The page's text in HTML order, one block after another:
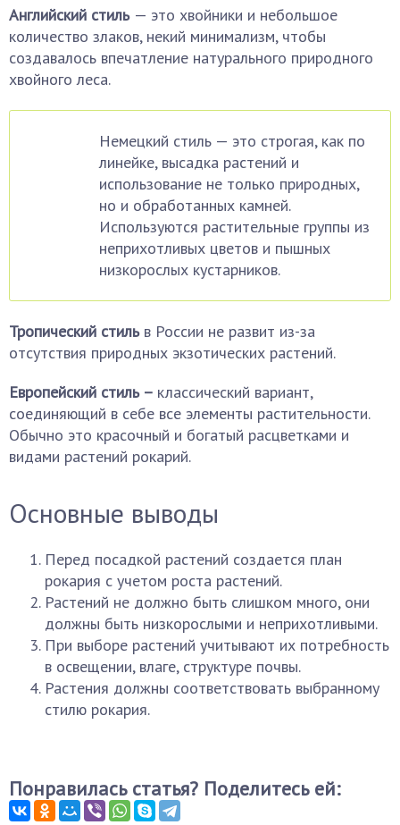
Английский стиль — это хвойники и небольшое
количество злаков, некий минимализм, чтобы
создавалось впечатление натурального природного
хвойного леса.
Немецкий стиль — это строгая, как по
линейке, высадка растений и
использование не только природных,
но и обработанных камней.
Используются растительные группы из
неприхотливых цветов и пышных
низкорослых кустарников.
Тропический стильв России не развит из-за
отсутствия природных экзотических растений.
Европейский стиль – классический вариант,
соединяющий в себе все элементы растительности.
Обычно это красочный и богатый расцветками и
видами растений рокарий.
Основные выводы
Перед посадкой растений создается план
рокария с учетом роста растений.
Растений не должно быть слишком много, они
должны быть низкорослыми и неприхотливыми.
При выборе растений учитывают их потребность
в освещении, влаге, структуре почвы.
Растения должны соответствовать выбранному
стилю рокария.
Понравилась статья? Поделитесь ей: